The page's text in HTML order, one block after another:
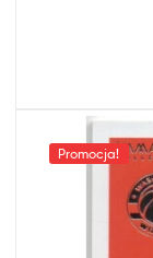
Promocja!